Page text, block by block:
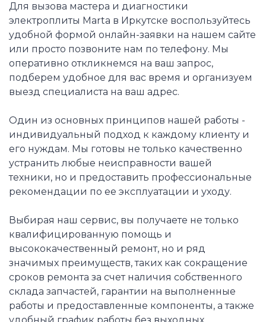
Для вызова мастера и диагностики
электроплиты Marta в Иркутске воспользуйтесь
удобной формой онлайн-заявки на нашем сайте
или просто позвоните нам по телефону. Мы
оперативно откликнемся на ваш запрос,
подберем удобное для вас время и организуем
выезд специалиста на ваш адрес.
Один из основных принципов нашей работы -
индивидуальный подход к каждому клиенту и
его нуждам. Мы готовы не только качественно
устранить любые неисправности вашей
техники, но и предоставить профессиональные
рекомендации по ее эксплуатации и уходу.
Выбирая наш сервис, вы получаете не только
квалифицированную помощь и
высококачественный ремонт, но и ряд
значимых преимуществ, таких как сокращение
сроков ремонта за счет наличия собственного
склада запчастей, гарантии на выполненные
работы и предоставленные компоненты, а также